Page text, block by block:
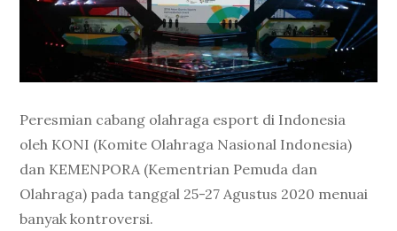
Peresmian cabang olahraga esport di Indonesia
oleh KONI (Komite Olahraga Nasional Indonesia)
dan KEMENPORA (Kementrian Pemuda dan
Olahraga) pada tanggal 25-27 Agustus 2020 menuai
banyak kontroversi.